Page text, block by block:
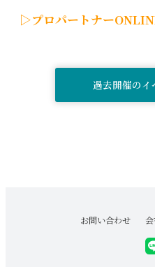
▷プロパートナー
過去開催のイ
お問い合わせ